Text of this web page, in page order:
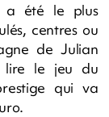
a été le plus
centres ou
de Julian
lire le jeu du
qui va